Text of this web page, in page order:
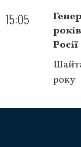
15:05
Росії
року